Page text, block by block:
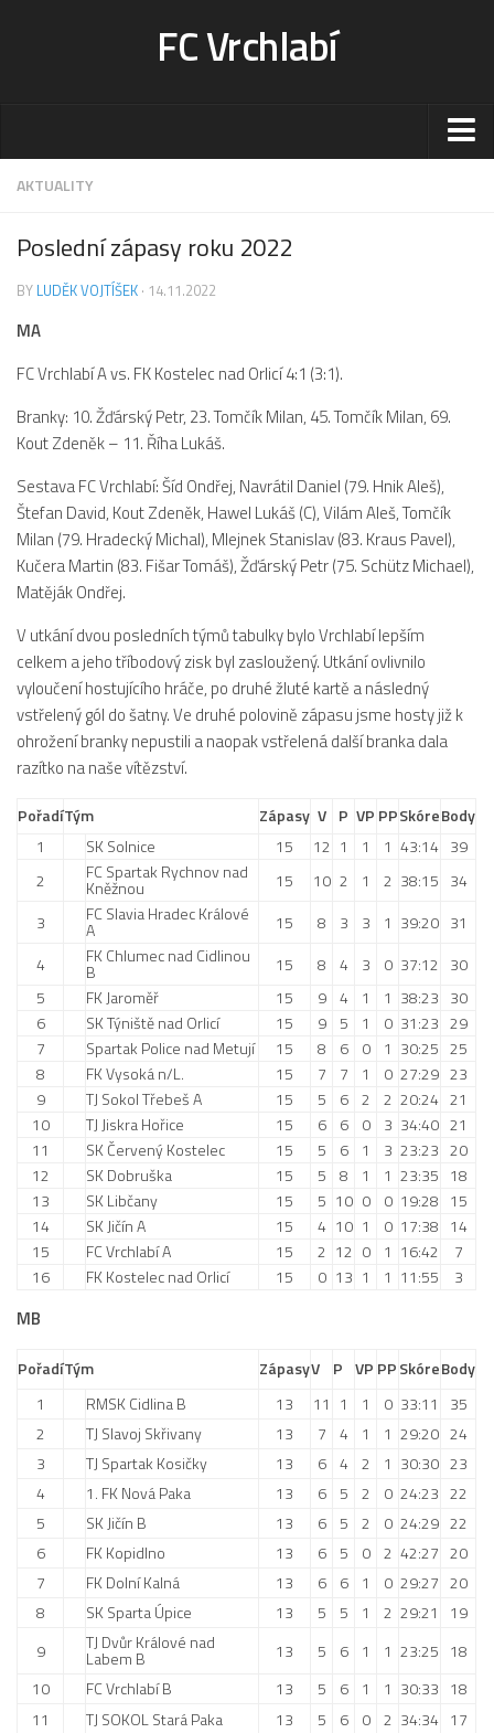
FC Vrchlabí
Stadion
Kontakt-rezervace
Ceník
Klub
Kontakt
Vedení
Historie
Dokumenty
Aktuality
A tým
Zápasy MA 2026/27
Hráči
Realizační tým
Historie
2023/24
2022/23
2020/21
2019/20
2018/19
2017/18
2014/15
2015/16
2016/17
Vzkazy
B tým
Realizační tým
Historie MB
Zápasy MB 2025/26
2023/24
2022/23
2020/21
2019/20
2018/19
Tabulka
AKTUALITY
Poslední zápasy roku 2022
BY LUDĚK VOJTÍŠEK · 14.11.2022
MA
FC Vrchlabí A vs. FK Kostelec nad Orlicí 4:1 (3:1).
Branky: 10. Žďárský Petr, 23. Tomčík Milan, 45. Tomčík Milan, 69.
Kout Zdeněk – 11. Říha Lukáš.
Sestava FC Vrchlabí: Šíd Ondřej, Navrátil Daniel (79. Hnik Aleš),
Štefan David, Kout Zdeněk, Hawel Lukáš (C), Vilám Aleš, Tomčík
Milan (79. Hradecký Michal), Mlejnek Stanislav (83. Kraus Pavel),
Kučera Martin (83. Fišar Tomáš), Žďárský Petr (75. Schütz Michael),
Matěják Ondřej.
V utkání dvou posledních týmů tabulky bylo Vrchlabí lepším
celkem a jeho tříbodový zisk byl zasloužený. Utkání ovlivnilo
vyloučení hostujícího hráče, po druhé žluté kartě a následný
vstřelený gól do šatny. Ve druhé polovině zápasu jsme hosty již k
ohrožení branky nepustili a naopak vstřelená další branka dala
razítko na naše vítězství.
PořadíTým Zápasy V P VP PPSkóreBody
1
SK Solnice 15 12 1 1 1 43:14 39
2
FC Spartak Rychnov nad
Kněžnou 15 10 2 1 2 38:15 34
3
FC Slavia Hradec Králové
A 15 8 3 3 1 39:20 31
4
FK Chlumec nad Cidlinou
B 15 8 4 3 0 37:12 30
5
FK Jaroměř 15 9 4 1 1 38:23 30
6
SK Týniště nad Orlicí 15 9 5 1 0 31:23 29
7
Spartak Police nad Metují 15 8 6 0 1 30:25 25
8
FK Vysoká n/L. 15 7 7 1 0 27:29 23
9
TJ Sokol Třebeš A 15 5 6 2 2 20:24 21
10
TJ Jiskra Hořice 15 6 6 0 3 34:40 21
11
SK Červený Kostelec 15 5 6 1 3 23:23 20
12
SK Dobruška 15 5 8 1 1 23:35 18
13
SK Libčany 15 5 10 0 0 19:28 15
14
SK Jičín A 15 4 10 1 0 17:38 14
15
FC Vrchlabí A 15 2 12 0 1 16:42
7
16
FK Kostelec nad Orlicí 15 0 13 1 1 11:55 3
MB
PořadíTým ZápasyV P VP PPSkóreBody
1
RMSK Cidlina B 13 11 1 1 0 33:11
35
2
TJ Slavoj Skřivany 13 7 4 1 1 29:20 24
3
TJ Spartak Kosičky 13 6 4 2 1 30:30 23
4
1. FK Nová Paka 13 6 5 2 0 24:23 22
5
SK Jičín B 13 6 5 2 0 24:29 22
6
FK Kopidlno 13 6 5 0 2 42:27 20
7
FK Dolní Kalná 13 6 6 1 0 29:27 20
8
SK Sparta Úpice 13 5 5 1 2 29:21
19
9
TJ Dvůr Králové nad
Labem B 13 5 6 1 1 23:25 18
10
FC Vrchlabí B 13 5 6 1 1 30:33 18
11
TJ SOKOL Stará Paka 13 5 6 0 2 34:34 17